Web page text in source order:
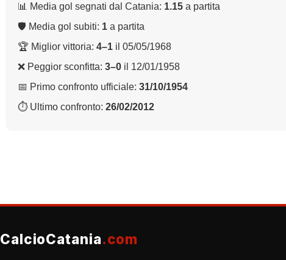
📊 Media gol segnati dal Catania: 1.15 a partita
🛡 Media gol subiti: 1 a partita
🏆 Miglior vittoria: 4–1 il 05/05/1968
❌ Peggior sconfitta: 3–0 il 12/01/1958
📅 Primo confronto ufficiale: 31/10/1954
⏱ Ultimo confronto: 26/02/2012
CalcioCatania.com